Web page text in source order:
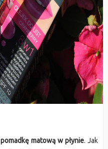
pomadkę matową w płynie. Jak